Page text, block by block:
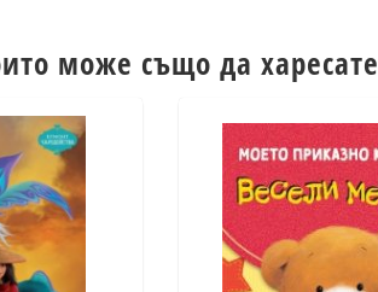
може също да харесате